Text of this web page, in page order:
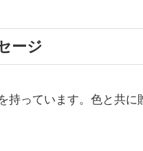
ージ
持っています。色と共に